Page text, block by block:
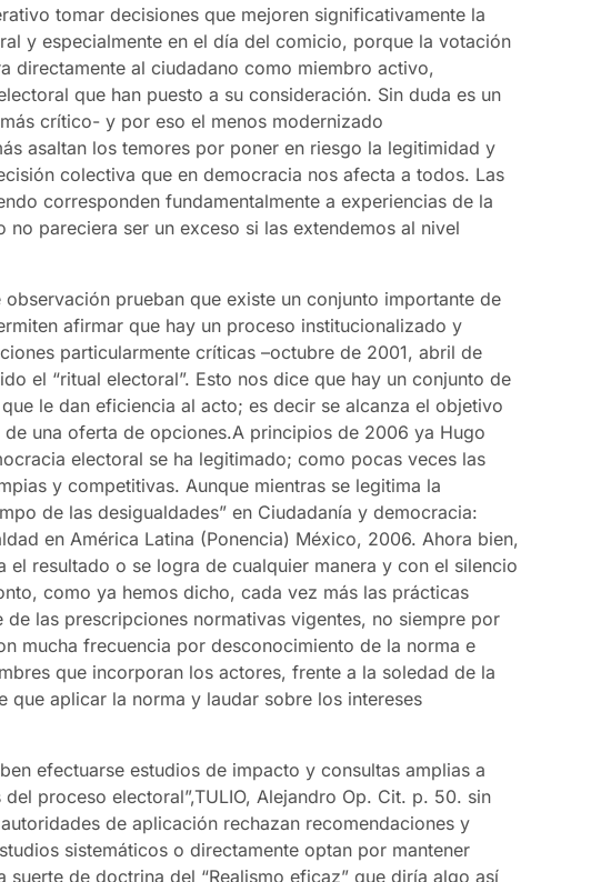
tomar decisiones que mejoren significativamente la
y especialmente en el día del comicio, porque la votación
directamente al ciudadano como miembro activo,
que han puesto a su consideración. Sin duda es un
crítico- y por eso el menos modernizado
asaltan los temores por poner en riesgo la legitimidad y
colectiva que en democracia nos afecta a todos. Las
corresponden fundamentalmente a experiencias de la
no pareciera ser un exceso si las extendemos al nivel
prueban que existe un conjunto importante de
afirmar que hay un proceso institucionalizado y
particularmente críticas –octubre de 2001, abril de
el “ritual electoral”. Esto nos dice que hay un conjunto de
le dan eficiencia al acto; es decir se alcanza el objetivo
una oferta de opciones.A principios de 2006 ya Hugo
electoral se ha legitimado; como pocas veces las
y competitivas. Aunque mientras se legitima la
de las desigualdades” en Ciudadanía y democracia:
en América Latina (Ponencia) México, 2006. Ahora bien,
el resultado o se logra de cualquier manera y con el silencio
como ya hemos dicho, cada vez más las prácticas
de las prescripciones normativas vigentes, no siempre por
mucha frecuencia por desconocimiento de la norma e
que incorporan los actores, frente a la soledad de la
que aplicar la norma y laudar sobre los intereses
efectuarse estudios de impacto y consultas amplias a
proceso electoral”,TULIO, Alejandro Op. Cit. p. 50. sin
de aplicación rechazan recomendaciones y
sistemáticos o directamente optan por mantener
suerte de doctrina del “Realismo eficaz” que diría algo así